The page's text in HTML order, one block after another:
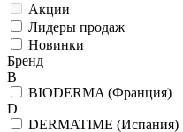
Акции
Лидеры продаж
Новинки
Бренд
B
BIODERMA (Франция)
D
DERMATIME (Испания)